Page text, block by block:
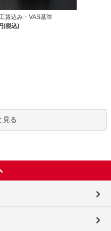
賃込み・VAS基準
(税込)
見る